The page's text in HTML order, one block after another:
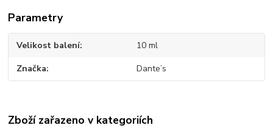
Parametry
Velikost balení 10 ml
Značka Dante’s
Zboží zařazeno v kategoriích